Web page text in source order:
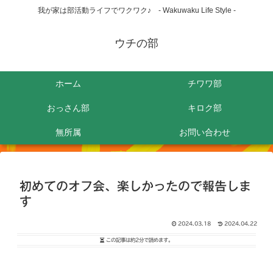
我が家は部活動ライフでワクワク♪ - Wakuwaku Life Style -
ウチの部
ホーム チワワ部
おっさん部 キロク部
無所属 お問い合わせ
初めてのオフ会、楽しかったので報告しま
す
2024.03.18 2024.04.22
この記事は約2分で読めます。